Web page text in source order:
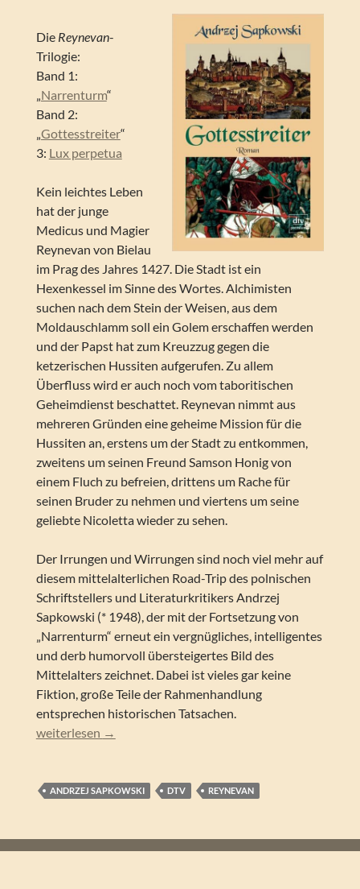
Die Reynevan-
Trilogie:
Band 1:
„Narrenturm“
Band 2:
„Gottesstreiter“
3: Lux perpetua
Kein leichtes Leben
hat der junge
Medicus und Magier
Reynevan von Bielau
im Prag des Jahres 1427. Die Stadt ist ein
Hexenkessel im Sinne des Wortes. Alchimisten
suchen nach dem Stein der Weisen, aus dem
Moldauschlamm soll ein Golem erschaffen werden
und der Papst hat zum Kreuzzug gegen die
ketzerischen Hussiten aufgerufen. Zu allem
Überfluss wird er auch noch vom taboritischen
Geheimdienst beschattet. Reynevan nimmt aus
mehreren Gründen eine geheime Mission für die
Hussiten an, erstens um der Stadt zu entkommen,
zweitens um seinen Freund Samson Honig von
einem Fluch zu befreien, drittens um Rache für
seinen Bruder zu nehmen und viertens um seine
geliebte Nicoletta wieder zu sehen.
Der Irrungen und Wirrungen sind noch viel mehr auf
diesem mittelalterlichen Road-Trip des polnischen
Schriftstellers und Literaturkritikers Andrzej
Sapkowski (* 1948), der mit der Fortsetzung von
„Narrenturm“ erneut ein vergnügliches, intelligentes
und derb humorvoll übersteigertes Bild des
Mittelalters zeichnet. Dabei ist vieles gar keine
Fiktion, große Teile der Rahmenhandlung
entsprechen historischen Tatsachen.
Andrzej Sapkowski – Gottesstreiter (Reynevan 02)
weiterlesen →
ANDRZEJ SAPKOWSKI DTV REYNEVAN